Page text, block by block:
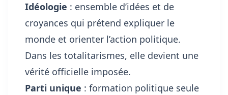
Idéologie : ensemble d’idées et de
croyances qui prétend expliquer le
monde et orienter l’action politique.
Dans les totalitarismes, elle devient une
vérité officielle imposée.
Parti unique : formation politique seule